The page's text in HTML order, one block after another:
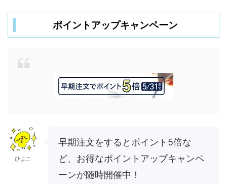
ポイントアップキャンペーン
ひよこ
早期注文をするとポイント5倍な
ど、お得なポイントアップキャンペ
ーンが随時開催中！